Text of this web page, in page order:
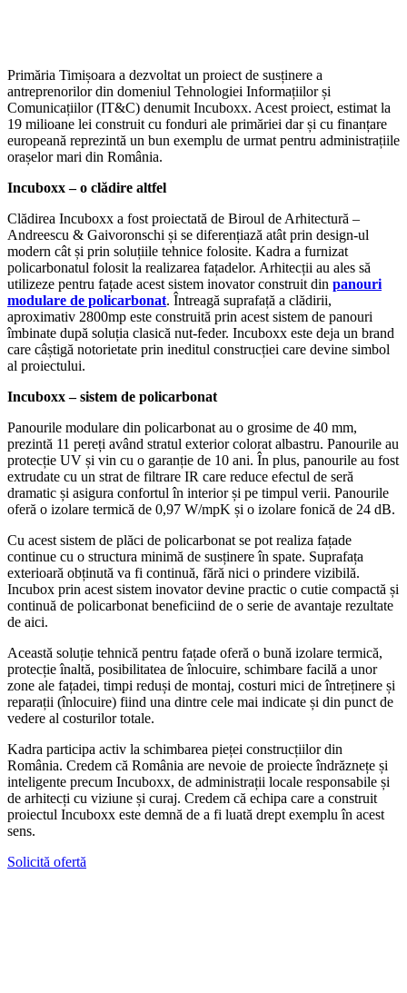
Primăria Timișoara a dezvoltat un proiect de susținere a
antreprenorilor din domeniul Tehnologiei Informațiilor și
Comunicațiilor (IT&C) denumit Incuboxx. Acest proiect, estimat la
19 milioane lei construit cu fonduri ale primăriei dar și cu finanțare
europeană reprezintă un bun exemplu de urmat pentru administrațiile
orașelor mari din România.
Incuboxx – o clădire altfel
Clădirea Incuboxx a fost proiectată de Biroul de Arhitectură –
Andreescu & Gaivoronschi și se diferențiază atât prin design-ul
modern cât și prin soluțiile tehnice folosite. Kadra a furnizat
policarbonatul folosit la realizarea fațadelor. Arhitecții au ales să
utilizeze pentru fațade acest sistem inovator construit din panouri
modulare de policarbonat. Întreagă suprafață a clădirii,
aproximativ 2800mp este construită prin acest sistem de panouri
îmbinate după soluția clasică nut-feder. Incuboxx este deja un brand
care câștigă notorietate prin ineditul construcției care devine simbol
al proiectului.
Incuboxx – sistem de policarbonat
Panourile modulare din policarbonat au o grosime de 40 mm,
prezintă 11 pereți având stratul exterior colorat albastru. Panourile au
protecție UV și vin cu o garanție de 10 ani. În plus, panourile au fost
extrudate cu un strat de filtrare IR care reduce efectul de seră
dramatic și asigura confortul în interior și pe timpul verii. Panourile
oferă o izolare termică de 0,97 W/mpK și o izolare fonică de 24 dB.
Cu acest sistem de plăci de policarbonat se pot realiza fațade
continue cu o structura minimă de susținere în spate. Suprafața
exterioară obținută va fi continuă, fără nici o prindere vizibilă.
Incubox prin acest sistem inovator devine practic o cutie compactă și
continuă de policarbonat beneficiind de o serie de avantaje rezultate
de aici.
Această soluție tehnică pentru fațade oferă o bună izolare termică,
protecție înaltă, posibilitatea de înlocuire, schimbare facilă a unor
zone ale fațadei, timpi reduși de montaj, costuri mici de întreținere și
reparații (înlocuire) fiind una dintre cele mai indicate și din punct de
vedere al costurilor totale.
Kadra participa activ la schimbarea pieței construcțiilor din
România. Credem că România are nevoie de proiecte îndrăznețe și
inteligente precum Incuboxx, de administrații locale responsabile și
de arhitecți cu viziune și curaj. Credem că echipa care a construit
proiectul Incuboxx este demnă de a fi luată drept exemplu în acest
sens.
Solicită ofertă